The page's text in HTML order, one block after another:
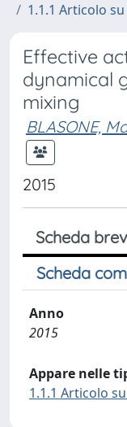
1.1.1 Articolo
Effective
dynamical
mixing
BLASONE,
2015
Scheda
Scheda
Anno
2015
Appare nelle
1.1.1 Articolo